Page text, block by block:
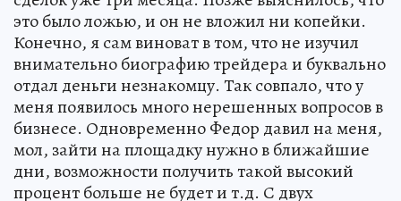
это было ложью, и он не вложил ни копейки.
Конечно, я сам виноват в том, что не изучил
внимательно биографию трейдера и буквально
отдал деньги незнакомцу. Так совпало, что у
меня появилось много нерешенных вопросов в
бизнесе. Одновременно Федор давил на меня,
мол, зайти на площадку нужно в ближайшие
дни, возможности получить такой высокий
процент больше не будет и т.д. С двух